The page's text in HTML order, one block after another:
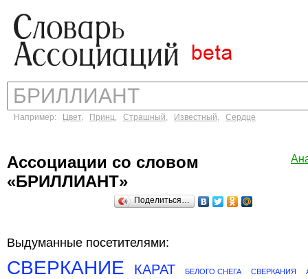
Например: Цвет, Принц, Страшный, Известный, Сердце
Ассоциации со словом
«БРИЛЛИАНТ»
Поделиться…
Выдуманные посетителями:
СВЕРКАНИЕ КАРАТ БЕЛОГО СНЕГА СВЕРКАНИЯ